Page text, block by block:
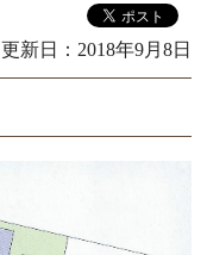
更新日： 2018年9月8日